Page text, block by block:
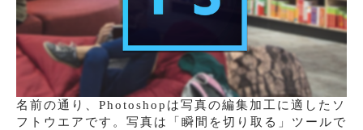
名前の通り、Photoshopは写真の編集加工に適したソ
フトウエアです。写真は「瞬間を切り取る」ツールで